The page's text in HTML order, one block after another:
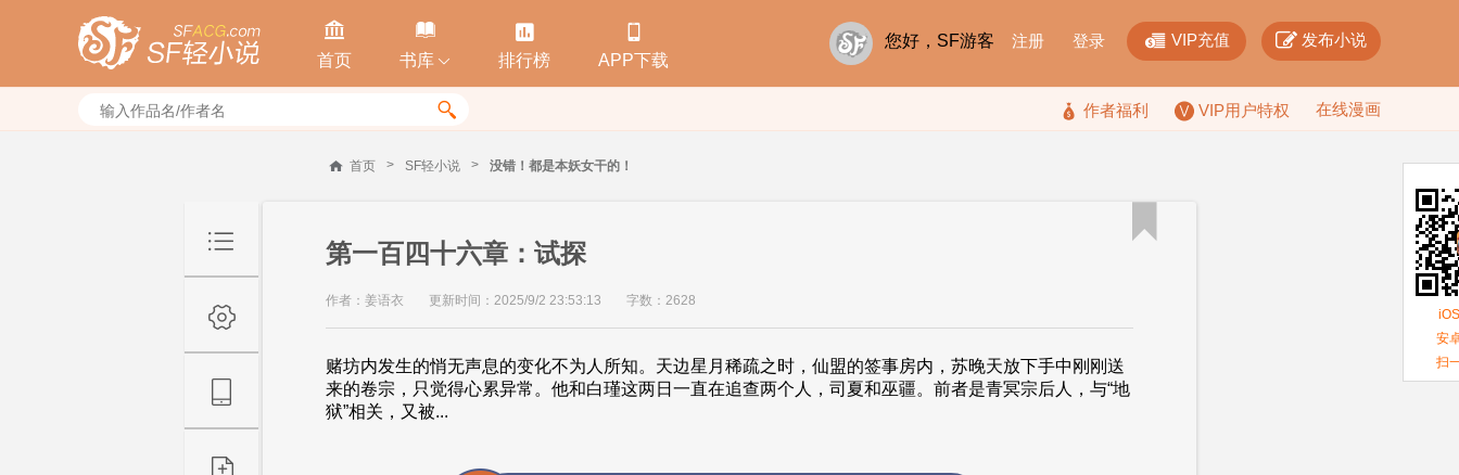

首页

书库 

排行榜

APP下载
您好，SF游客 注册 登录  VIP充值  发布小说
  作者福利 VIP用户特权 在线漫画
首页 > SF轻小说 > 没错！都是本妖女干的！
第一百四十六章：试探
作者：姜语衣 更新时间：2025/9/2 23:53:13 字数：2628
赌坊内发生的悄无声息的变化不为人所知。天边星月稀疏之时，仙盟的签事房内，苏晚天放下手中刚刚送
来的卷宗，只觉得心累异常。他和白瑾这两日一直在追查两个人，司夏和巫疆。前者是青冥宗后人，与“地
狱”相关，又被...

安
扫